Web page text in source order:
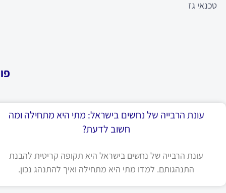
טכנאי גז
עונת הרבייה של נחשים בישראל: מתי היא מתחילה ומה
חשוב לדעת?
עונת הרבייה של נחשים בישראל היא תקופה קריטית להבנת
התנהגותם. למדו מתי היא מתחילה ואיך להתנהג נכון.